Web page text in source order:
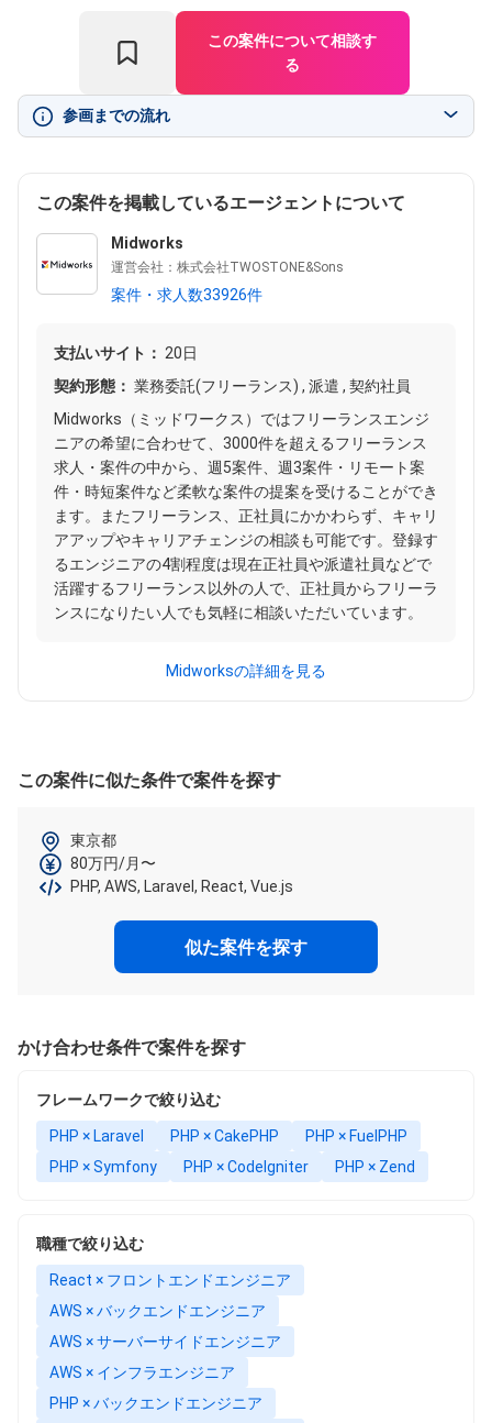
この案件について相談す
る
参画までの流れ
この案件を掲載しているエージェントについて
Midworks
運営会社：株式会社TWOSTONE&Sons
案件・求人数33926件
支払いサイト： 20日
契約形態： 業務委託(フリーランス) , 派遣 , 契約社員
Midworks（ミッドワークス）ではフリーランスエンジ
ニアの希望に合わせて、3000件を超えるフリーランス
求人・案件の中から、週5案件、週3案件・リモート案
件・時短案件など柔軟な案件の提案を受けることができ
ます。またフリーランス、正社員にかかわらず、キャリ
アアップやキャリアチェンジの相談も可能です。登録す
るエンジニアの4割程度は現在正社員や派遣社員などで
活躍するフリーランス以外の人で、正社員からフリーラ
ンスになりたい人でも気軽に相談いただいています。
Midworksの詳細を見る
この案件に似た条件で案件を探す
東京都
80万円/月〜
PHP, AWS, Laravel, React, Vue.js
似た案件を探す
かけ合わせ条件で案件を探す
フレームワークで絞り込む
PHP × Laravel PHP × CakePHP
PHP × FuelPHP
PHP × Symfony
PHP × CodeIgniter PHP × Zend
職種で絞り込む
React × フロントエンドエンジニア
AWS × バックエンドエンジニア
AWS × サーバーサイドエンジニア
AWS × インフラエンジニア
PHP × バックエンドエンジニア